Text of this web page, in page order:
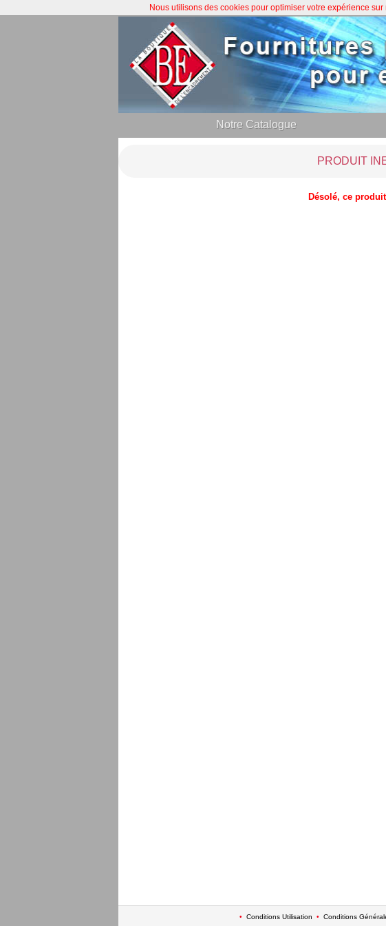
Notre Catalogue
PRODUIT
Désolé, ce
• Conditions Utilisation • Conditions
Nous utilisons des cookies pour optimiser votre expérience